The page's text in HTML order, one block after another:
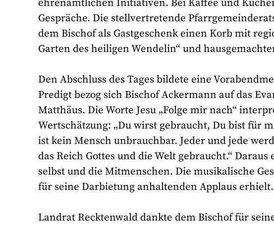
ehrenamtlichen Initiativen. Bei Kaffee und
Gespräche. Die stellvertretende
dem Bischof als Gastgeschenk einen Korb mit
Garten des heiligen Wendelin“ und
Den Abschluss des Tages bildete eine
Predigt bezog sich Bischof Ackermann auf das
Matthäus. Die Worte Jesu „Folge mir nach“
Wertschätzung: „Du wirst gebraucht, Du bist für
ist kein Mensch unbrauchbar. Jeder und jede
das Reich Gottes und die Welt gebraucht.“
selbst und die Mitmenschen. Die musikalische
für seine Darbietung anhaltenden Applaus erhielt.
Landrat Recktenwald dankte dem Bischof für